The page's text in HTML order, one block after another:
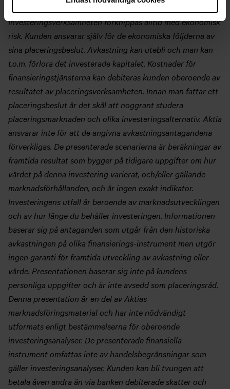
Investeringsverksamheten förknippas alltid med ekonomisk
risk. Kunden ansvarar själv för de ekonomiska följderna av
sina placeringsbeslut. Avkastning kan utebli och man kan
t.o.m. förlora det investerade kapitalet. Kostnader för
finansieringstjänsterna kan debiteras kunden oberoende av
resultatet av placeringsverksamheten. Innan man fattar ett
placeringsbeslut är det skäl att noggrant studera
placeringsmarknaden och olika investeringsalternativ. Aktia
ansvarar inte för att de angivna avkastningsantagandena
förverkligas. De presenterade scenarierna är beräkningar av
framtida resultat som bygger på tidigare uppgifter om hur
värdet på denna investering varierat, och/eller gällande
marknadsförhållanden, och är ingen exakt indikator.
Investeringens utfall är beroende av marknadsutvecklingen
och av hur länge du behåller investeringen. Informationen
baserar sig på antaganden som utgår från den historiska
avkastningen på olika finansierings-instrument men utgör
ingen garanti för framtida utveckling av avkastning eller
värde. Presentationen baserar sig inte på kundens
personliga uppgifter och är inte avsedd som placeringsråd.
Denna presentation är en del av Aktias
marknadsföringsmaterial och har inte nödvändigt
utformats enligt bestämmelserna för oberoende
investeringsanalyser. De presenterade finansiella
instrument omfattas inte av handelsbegränsningar som
gäller investeringsanalyser. Kunden kan bli tvungen att
betala även andra än via banken debiterade skatter och